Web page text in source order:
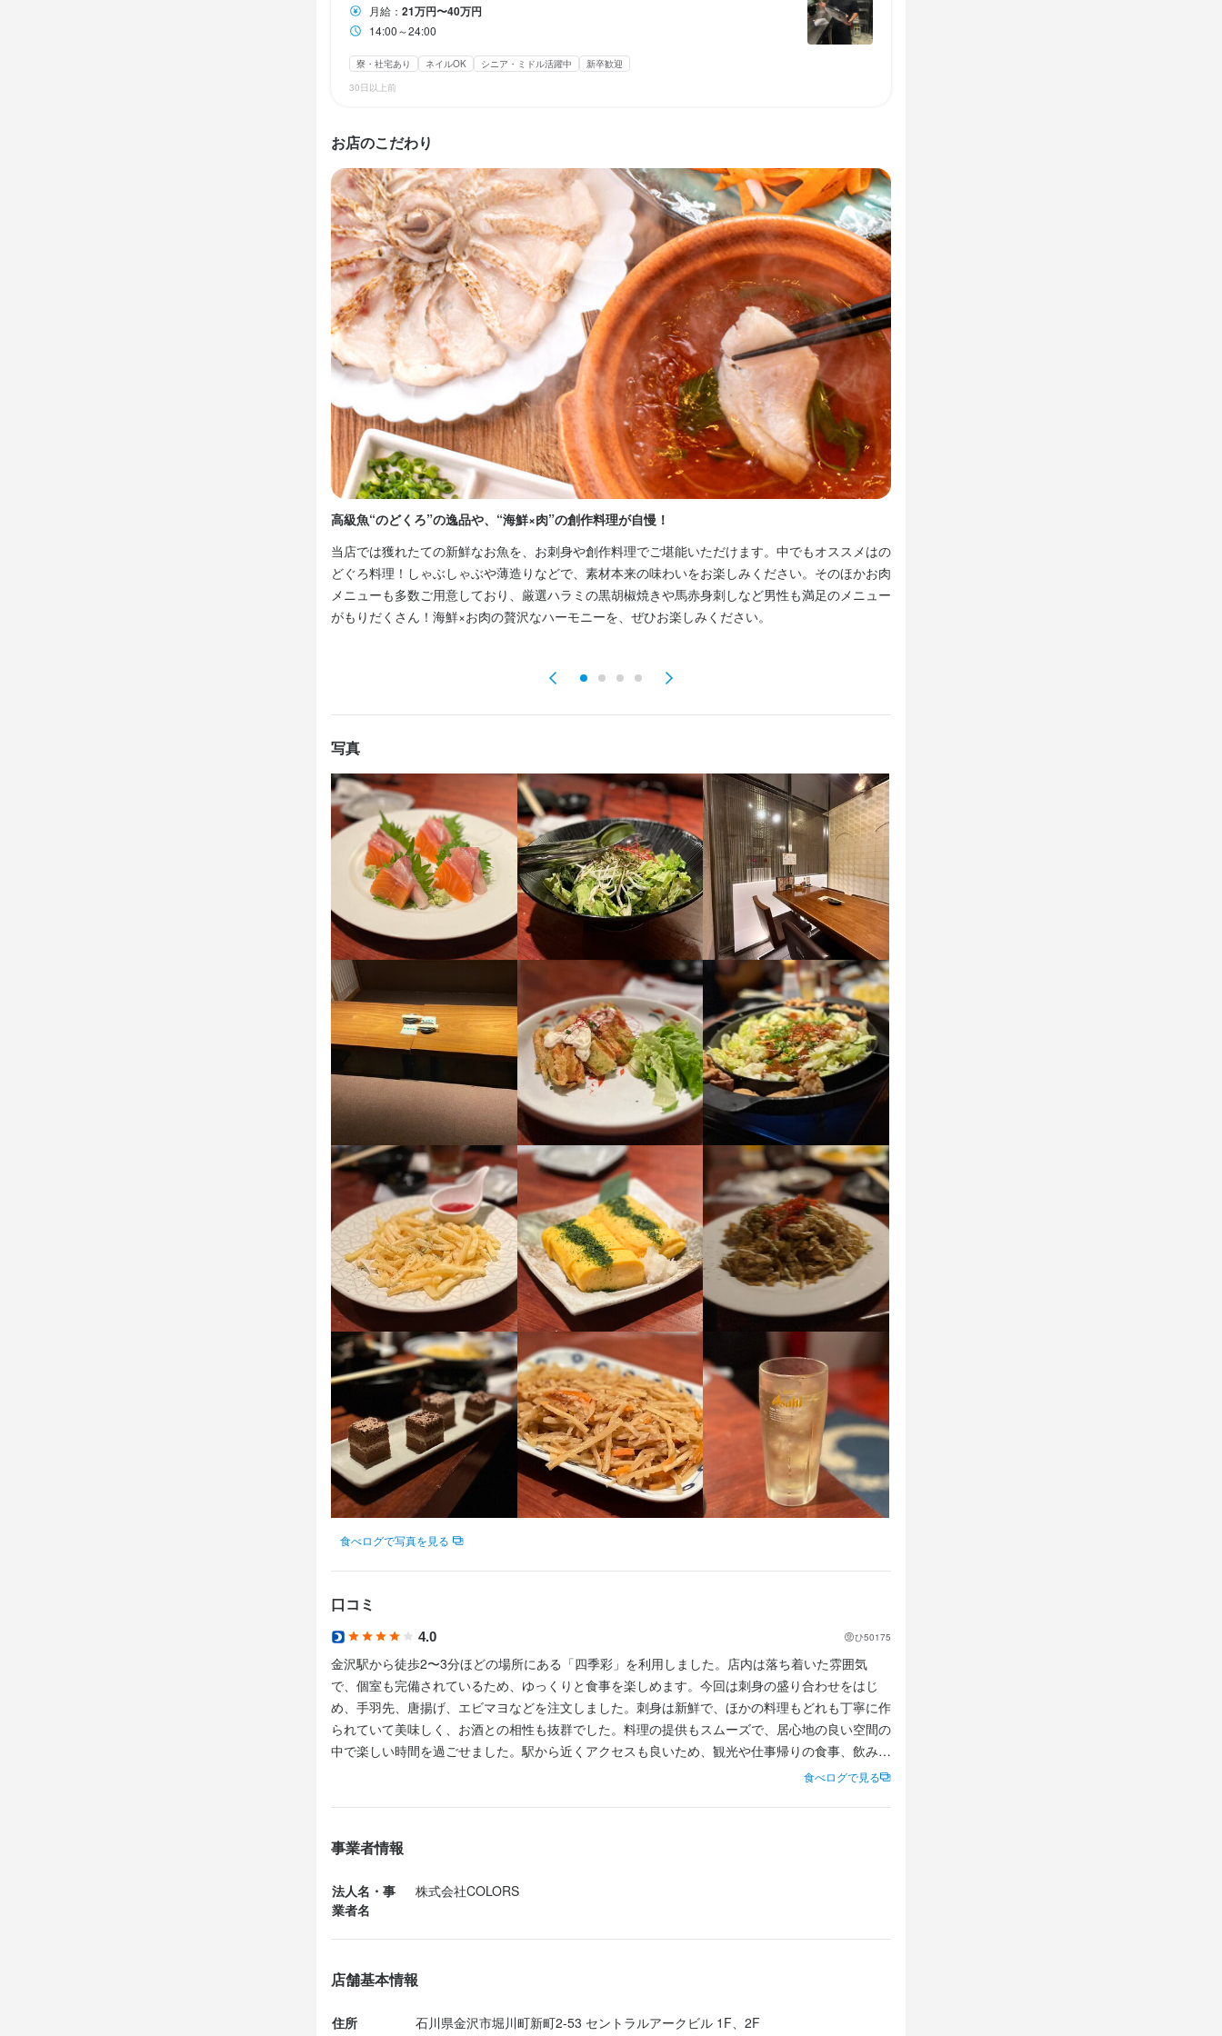
月給： 21万円〜40万円
14:00～24:00
寮・社宅あり ネイルOK シニア・ミドル活躍中
新卒歓迎
30日以上前
お店のこだわり
高級魚“のどくろ”の逸品や、“海鮮×肉”の創作料理が自慢！
当店では獲れたての新鮮なお魚を、お刺身や創作料理でご堪能いただけます。中でもオススメはの
どぐろ料理！しゃぶしゃぶや薄造りなどで、素材本来の味わいをお楽しみください。そのほかお肉
メニューも多数ご用意しており、厳選ハラミの黒胡椒焼きや馬赤身刺しなど男性も満足のメニュー
がもりだくさん！海鮮×お肉の贅沢なハーモニーを、ぜひお楽しみください。
写真
食べログで写真を見る
口コミ
4.0 ひ50175
金沢駅から徒歩2〜3分ほどの場所にある「四季彩」を利用しました。店内は落ち着いた雰囲気
で、個室も完備されているため、ゆっくりと食事を楽しめます。今回は刺身の盛り合わせをはじ
め、手羽先、唐揚げ、エビマヨなどを注文しました。刺身は新鮮で、ほかの料理もどれも丁寧に作
られていて美味しく、お酒との相性も抜群でした。料理の提供もスムーズで、居心地の良い空間の
中で楽しい時間を過ごせました。駅から近くアクセスも良いため、観光や仕事帰りの食事、飲み会
食べログで見る
事業者情報
法人名・事
業者名
株式会社COLORS
店舗基本情報
住所 石川県金沢市堀川町新町2-53 セントラルアークビル 1F、2F
求人を選択する
正社員 店長候補 月給：
正社員 料理長候補
求人を選択する
正社員 調理師・調理スタッフ
求人を選択する
正社員 ホールスタッフ 月給：
正社員 調理師・調理スタッフ
バイト ホールスタッフ 時給： 1,200円〜1,500円
バイト 調理師・調理スタッフ 時給： 1,200円〜1,500円
バイト 調理補助 時給：1,200円〜1,500円
求人を選択する
正社員 調理師・調理スタッフ 月給：
バイト 調理師・調理スタッフ
正社員 ホールスタッフ 月給： 26万円〜30万円
バイト ホールスタッフ 1,200円〜
450万円（入社1年／26歳／料理長）
550万円（入社2年／40歳／エリアマネージャー）
勤務時間
終電考慮あり ダブルワーク・副業OK
休日・休暇
月6日休み
待遇
"契約期間の定めなし。
■給与改定：年1回（6月）
■交通費全額支給
■社会保険完備（雇用・労災・健康・厚生年金）
■時間外手当
■社宅あり
■役職手当
■職能手当
■住宅手当・家賃補助　※規定あり
■まかない（1日2回）
■インセンティブ制度
■マイカー通勤OK（駐車場あり）
■服装自由（私服勤務OK）
■制服貸与
■社員旅行
髪型自由 服装自由 ひげOK
特徴
学歴不問 未経験者歓迎 独立希望者歓迎 新卒歓迎 第二新卒歓迎 Uターン・Iターン歓迎
フリーター歓迎
シニア・ミドル活躍中
ブランクOK 駅チカ(徒歩5分以内) 採用予定10名以上 応募者全員と面接 面接1回
仕事内容
"全国に65店舗の飲食店を展開する我々OWNグループ
今期も新たな店舗を出店していきます。
年齢・経験問わず、誰もが意見を発信しながら形にしていける環境です。
客様にはもちろん、社内の社員にもアルバイトの方にも
誰もがいい居酒屋だねと言ってもらえる環境とお店作りをしています。
飲食を通して、居心地の良い空間をお客様に贈る……。
一緒に、長く愛されるお店づくりをしてくださる社員を募集します
<~主なお仕事~>
接客や調理の補助はもちろん
アルバイトのシフト管理
売上管理
そして
< どうすればお客様に来ていただけるか>
< それぞれのスタッフの長所は?>
< どのようなイベントをするとお客様に満足いただけるか?>
施策を考え、店舗マネジメントも大事な仕事になります。
良くも悪くも「アナタ」次第のお店です。
もちろん減給などは考えていません。
「いいお店」作りのための努力は評価対象です。"
この仕事のおすすめポイント
"アピールポイント
※幅広いスキルが身につく!
という方にピッタリ
どこのお店でも必要とされる人材に成長できますよ。
~ ここがポイント ~
今期も店舗出店予定!*
今期も新たな店舗を出店していきます。
年齢・経験問わず、誰もが意見を発信しながら形にしていける環境です。
そのため、楽しくやりがいを持ちながら成長していけます!
あなたの意見からお店のグランドメニューが生まれることも十分にあります。
やる気・人柄を重視しています。
・幹部を目指す方、店舗で飲食のプロを目指す方、どちらも歓迎!
・働き方は応相談 引越を伴う異動が不可能な方もご安心を
当社は“これから”の会社です。
飲食業界を一緒に盛り上げていきませんか!"
450万円（入社1年／26歳／料理長）
550万円（入社2年／40歳／エリアマネージャー）
勤務時間
終電考慮あり ダブルワーク・副業OK
休日・休暇
月6日休み
待遇
"契約期間の定めなし。
■給与改定：年1回（6月）
■交通費全額支給
■社会保険完備（雇用・労災・健康・厚生年金）
■時間外手当
■社宅あり
■役職手当
■職能手当
■住宅手当・家賃補助　※規定あり
■まかない（1日2回）
■インセンティブ制度
■マイカー通勤OK（駐車場あり）
■服装自由（私服勤務OK）
■制服貸与
■社員旅行
髪型自由 服装自由 ひげOK
特徴
学歴不問 未経験者歓迎 独立希望者歓迎 新卒歓迎 第二新卒歓迎 Uターン・Iターン歓迎
フリーター歓迎
シニア・ミドル活躍中
ブランクOK 駅チカ(徒歩5分以内) 採用予定10名以上 応募者全員と面接 面接1回
仕事内容
"全国に65店舗の飲食店を展開する我々OWNグループ
今期も新たな店舗を出店していきます。
年齢・経験問わず、誰もが意見を発信しながら形にしていける環境です。
客様にはもちろん、社内の社員にもアルバイトの方にも
誰もがいい居酒屋だねと言ってもらえる環境とお店作りをしています。
飲食を通して、居心地の良い空間をお客様に贈る……。
一緒に、長く愛されるお店づくりをしてくださる社員を募集します
<~主なお仕事~>
メインは厨房での業務になります
新鮮な食材の調理や次の日の仕込み
新メニューの開発
アルバイトのシフト管理
売上管理
そして
< どうすればお客様に来ていただけるか>
< それぞれのスタッフの長所は?>
< どのようなイベントをするとお客様に満足いただけるか?>
施策を考え、店舗マネジメントも大事な仕事になります。
良くも悪くも「アナタ」次第のお店です。
もちろん減給などは考えていません。
「いいお店」作りのための努力は評価対象です。
アピールポイント
※幅広いスキルが身につく!
調理もホールも、飲食店のお仕事をオールマイティーに覚えたい!
今期も店舗出店予定!*
今期も新たな店舗を出店していきます。
年齢・経験問わず、誰もが意見を発信しながら形にしていける環境です。
そのため、楽しくやりがいを持ちながら成長していけます!
沢山のアイディアを出し合いながら、日々ステップアップしていきましょう!
・年齢・経験は一切問いません。
やる気・人柄を重視しています。
飲食の枠にとらわれず、幅広い視野をお持ちの方、